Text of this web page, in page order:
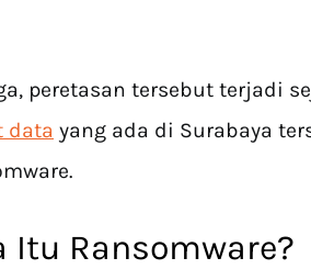
peretasan tersebut terjadi
data yang ada di Surabaya
Itu Ransomware?